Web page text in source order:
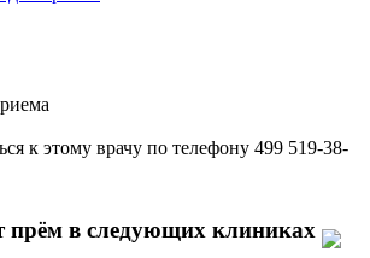
к этому врачу по телефону 499 519-38-
прём в следующих клиниках